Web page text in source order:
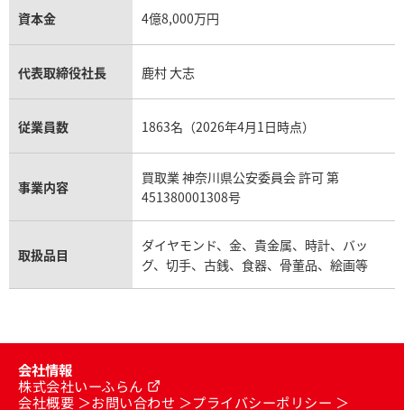
資本金 4億8,000万円
代表取締役社長 鹿村 大志
従業員数 1863名（2026年4月1日時点）
事業内容
買取業 神奈川県公安委員会 許可 第
451380001308号
取扱品目
ダイヤモンド、金、貴金属、時計、バッ
グ、切手、古銭、食器、骨董品、絵画等
会社情報
株式会社いーふらん
会社概要
お問い合わせ
プライバシーポリシー